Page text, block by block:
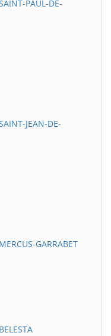
PAUL-DE-
JEAN-DE-
GARRABET